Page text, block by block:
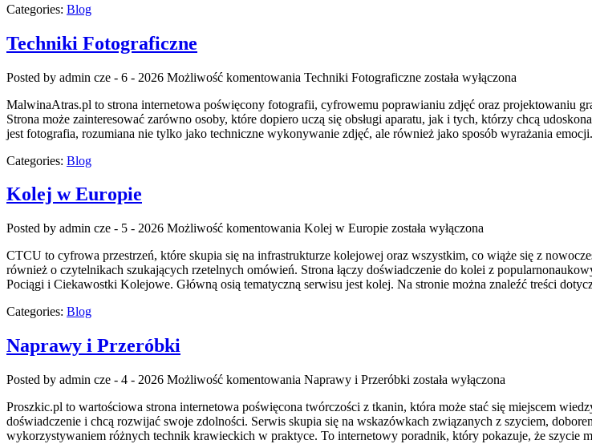
Categories: Blog
Techniki Fotograficzne
Posted by admin cze - 6 - 2026 Możliwość komentowania Techniki Fotograficzne została wyłączona
MalwinaAtras.pl to strona internetowa poświęcony fotografii, cyfrowemu poprawianiu zdjęć oraz projektowaniu
Strona może zainteresować zarówno osoby, które dopiero uczą się obsługi aparatu, jak i tych, którzy chcą
jest fotografia, rozumiana nie tylko jako techniczne wykonywanie zdjęć, ale również jako sposób wyrażania
Categories: Blog
Kolej w Europie
Posted by admin cze - 5 - 2026 Możliwość komentowania Kolej w Europie została wyłączona
CTCU to cyfrowa przestrzeń, które skupia się na infrastrukturze kolejowej oraz wszystkim, co wiąże się z
również o czytelnikach szukających rzetelnych omówień. Strona łączy doświadczenie do kolei z
Pociągi i Ciekawostki Kolejowe. Główną osią tematyczną serwisu jest kolej. Na stronie można znaleźć treści
Categories: Blog
Naprawy i Przeróbki
Posted by admin cze - 4 - 2026 Możliwość komentowania Naprawy i Przeróbki została wyłączona
Proszkic.pl to wartościowa strona internetowa poświęcona twórczości z tkanin, która może stać się miejscem
doświadczenie i chcą rozwijać swoje zdolności. Serwis skupia się na wskazówkach związanych z szyciem,
wykorzystywaniem różnych technik krawieckich w praktyce. To internetowy poradnik, który pokazuje, że szycie